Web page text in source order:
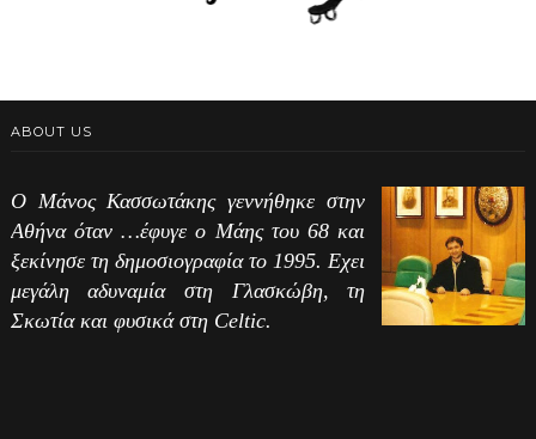
ABOUT US
Ο Μάνος Κασσωτάκης γεννήθηκε στην
Αθήνα όταν …έφυγε ο Μάης του 68 και
ξεκίνησε τη δημοσιογραφία το 1995. Εχει
μεγάλη αδυναμία στη Γλασκώβη, τη
Σκωτία και φυσικά στη Celtic.